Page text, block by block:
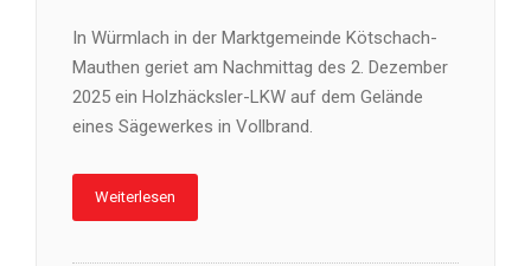
In Würmlach in der Marktgemeinde Kötschach-
Mauthen geriet am Nachmittag des 2. Dezember
2025 ein Holzhäcksler-LKW auf dem Gelände
eines Sägewerkes in Vollbrand.
Weiterlesen